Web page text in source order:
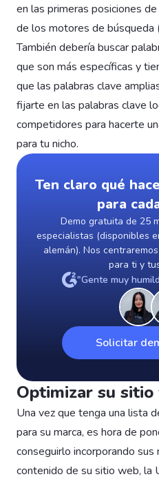
en las primeras posiciones
de los motores de búsqueda
También debería buscar
que son más específicas y
que las palabras clave
fijarte en las palabras clave
competidores para hacerte
para tu nicho.
Ten claro qué
para
Demo gratuita de 25
especialistas (disponibles
alemán). Nos
para ti y
"Gente muy
Solicitar
Optimizar su sitio
Una vez que tenga una lista
para su marca, es hora de
conseguirlo incorporando
contenido de su sitio web, la